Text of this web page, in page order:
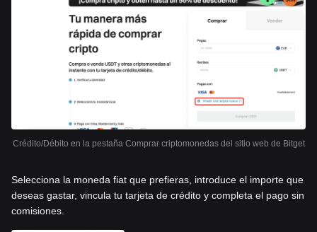
Crédito/Débito en la pestaña Comprar criptomonedas del sitio web de Bitget
Selecciona la moneda fiat que prefieras, introduce el importe que
deseas gastar, vincula tu tarjeta de crédito y completa el pago sin
comisiones.